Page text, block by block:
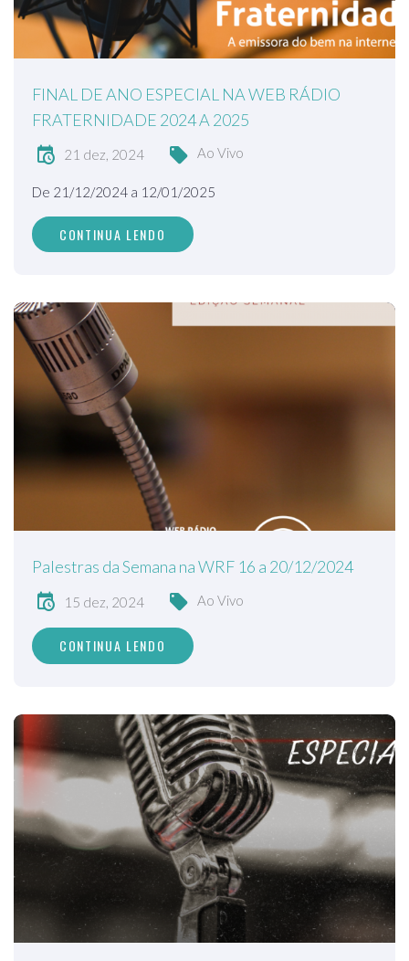
FINAL DE ANO ESPECIAL NA WEB RÁDIO
FRATERNIDADE 2024 A 2025
21 dez, 2024 Ao Vivo
De 21/12/2024 a 12/01/2025
CONTINUA LENDO
Palestras da Semana na WRF 16 a 20/12/2024
15 dez, 2024 Ao Vivo
CONTINUA LENDO